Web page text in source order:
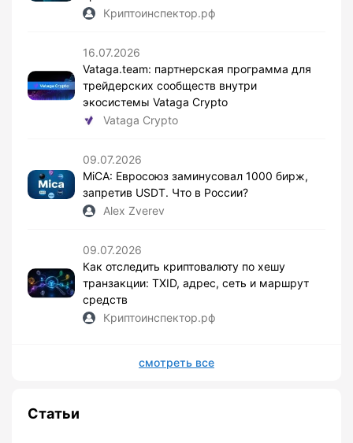
Криптоинспектор.рф
16.07.2026
Vataga.team: партнерская программа для
трейдерских сообществ внутри
экосистемы Vataga Crypto
Vataga Crypto
09.07.2026
MiCA: Евросоюз заминусовал 1000 бирж,
запретив USDT. Что в России?
Alex Zverev
09.07.2026
Как отследить криптовалюту по хешу
транзакции: TXID, адрес, сеть и маршрут
средств
Криптоинспектор.рф
смотреть все
Статьи